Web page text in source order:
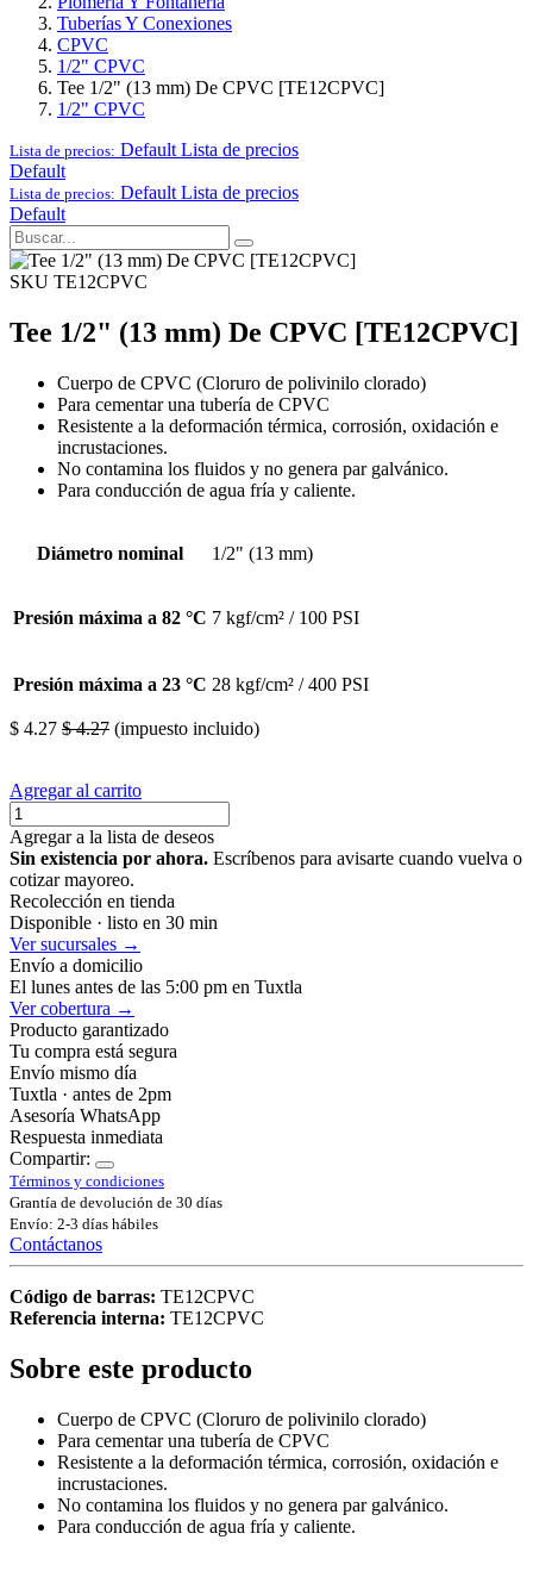
Tuberías Y Conexiones
CPVC
1/2" CPVC
Tee 1/2" (13 mm) De CPVC [TE12CPVC]
1/2" CPVC
Lista de precios: Default Lista de precios
Default
Lista de precios: Default Lista de precios
Default
SKU TE12CPVC
Tee 1/2" (13 mm) De CPVC [TE12CPVC]
Cuerpo de CPVC (Cloruro de polivinilo clorado)
Para cementar una tubería de CPVC
Resistente a la deformación térmica, corrosión, oxidación e
incrustaciones.
No contamina los fluidos y no genera par galvánico.
Para conducción de agua fría y caliente.
Diámetro nominal 1/2" (13 mm)
Presión máxima a 82 °C 7 kgf/cm² / 100 PSI
Presión máxima a 23 °C 28 kgf/cm² / 400 PSI
$ 4.27 $4.27 (impuesto incluido)
Agregar al carrito
Agregar a la lista de deseos
Sin existencia por ahora. Escríbenos para avisarte cuando vuelva o
cotizar mayoreo.
Recolección en tienda
Disponible · listo en 30 min
Ver sucursales →
Envío a domicilio
El lunes antes de las 5:00 pm en Tuxtla
Ver cobertura →
Producto garantizado
Tu compra está segura
Envío mismo día
Tuxtla · antes de 2pm
Asesoría WhatsApp
Respuesta inmediata
Compartir:
Términos y condiciones
Grantía de devolución de 30 días
Envío: 2-3 días hábiles
Contáctanos
Código de barras: TE12CPVC
Referencia interna: TE12CPVC
Sobre este producto
Cuerpo de CPVC (Cloruro de polivinilo clorado)
Para cementar una tubería de CPVC
Resistente a la deformación térmica, corrosión, oxidación e
incrustaciones.
No contamina los fluidos y no genera par galvánico.
Para conducción de agua fría y caliente.